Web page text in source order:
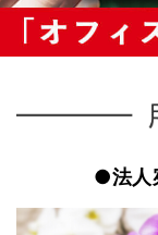
●法人